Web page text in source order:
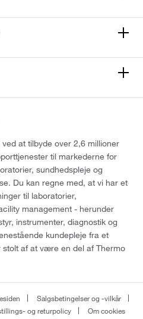
at tilbyde over 2,6 millioner
til markederne for
sundhedspleje og
Du kan regne med, at vi har et
til laboratorier,
management - herunder
instrumenter, diagnostik og
kundepleje fra et
af at være en del af Thermo
Salgsbetingelser og -vilkår
og returpolicy
Om cookies